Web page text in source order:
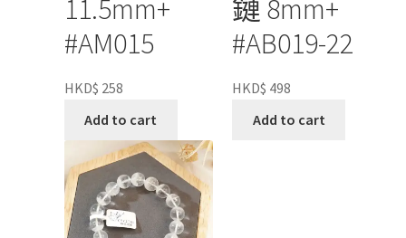
11.5mm+
#AM015
HKD$ 258
Add to cart
鏈 8mm+
#AB019-22
HKD$ 498
Add to cart